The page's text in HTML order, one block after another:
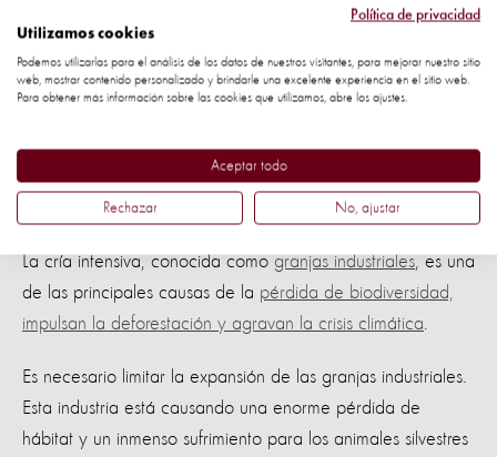
apoyo de personas como tú. Ahora, el Instituto cuidará de
los huérfanos hasta que sean lo suficientemente
independientes para alimentarse y cuidarse a sí mismos.
en la naturaleza, bajo vigilancia.
Granjas industriales e incendios forestales
La cría intensiva, conocida como granjas industriales , es una
de las principales causas de la pérdida de biodiversidad,
impulsan la deforestación y agravan la crisis climática
Es necesario limitar la expansión de las granjas industriales.
Esta industria está causando una enorme pérdida de
hábitat y un inmenso sufrimiento para los animales silvestres
Política de privacidad
Utilizamos cookies
Podemos utilizarlas para el análisis de los datos de nuestros visitantes, para mejorar nuestro sitio
web, mostrar contenido personalizado y brindarle una excelente experiencia en el sitio web.
Para obtener más información sobre las cookies que utilizamos, abre los ajustes.
Aceptar todo
Rechazar No, ajustar